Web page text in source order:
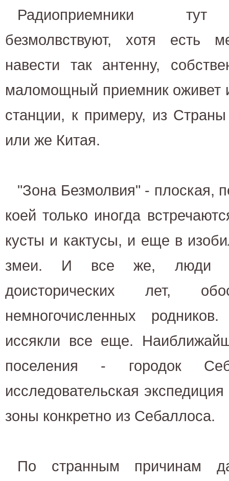
Радиоприемники тут
безмолвствуют, хотя есть
навести так антенну,
маломощный приемник оживет
станции, к примеру, из
или же Китая.
"Зона Безмолвия" - плоская,
коей только иногда
кусты и кактусы, и еще в
змеи. И все же, люди
доисторических лет,
немногочисленных
иссякли все еще.
поселения - городок
исследовательская
зоны конкретно из Себаллоса.
По странным причинам